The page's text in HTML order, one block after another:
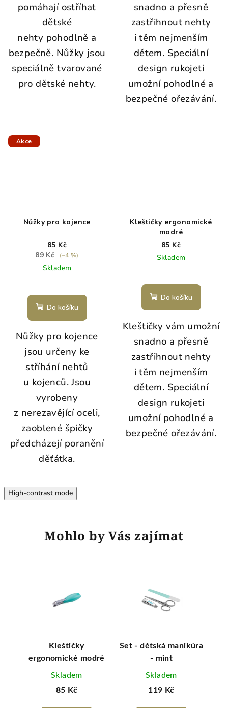
pomáhají ostříhat
dětské
nehty pohodlně a
bezpečně. Nůžky jsou
speciálně tvarované
pro dětské nehty.
snadno a přesně
zastřihnout nehty
i těm nejmenším
dětem. Speciální
design rukojeti
umožní pohodlné a
bezpečné ořezávání.
Akce
Nůžky pro kojence
85 Kč
89 Kč
(–4 %)
Skladem
Do košíku
Nůžky pro kojence
jsou určeny ke
stříhání nehtů
u kojenců. Jsou
vyrobeny
z nerezavějící oceli,
zaoblené špičky
předcházejí poranění
děťátka.
Kleštičky ergonomické
modré
85 Kč
Skladem
Do košíku
Kleštičky vám umožní
snadno a přesně
zastřihnout nehty
i těm nejmenším
dětem. Speciální
design rukojeti
umožní pohodlné a
bezpečné ořezávání.
High-contrast mode
Mohlo by Vás zajímat
Kleštičky
ergonomické modré
Skladem
85 Kč
Set - dětská manikúra
- mint
Skladem
119 Kč